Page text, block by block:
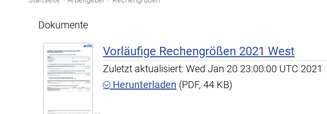
Dokumente
Vorläufige Rechengrößen 2021 West
Zuletzt aktualisiert: Wed Jan 20 23:00:00 UTC 2021
Herunterladen (PDF, 44 KB)